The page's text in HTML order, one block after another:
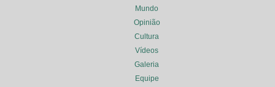
Mundo
Opinião
Cultura
Vídeos
Galeria
Equipe